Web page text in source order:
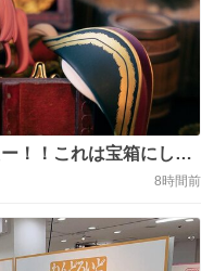
！！これは宝箱にしま
すー！✨🐾 #届いたよマ
8時間前